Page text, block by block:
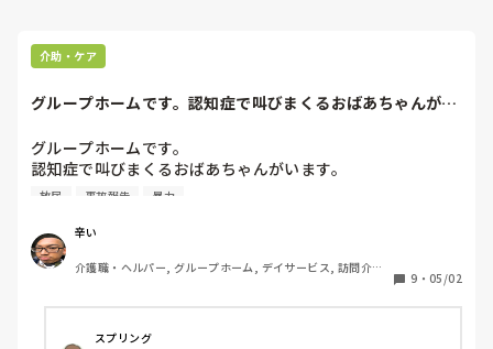
介助・ケア
グループホームです。認知症で叫びまくるおばあちゃんがい
グループホームです。
認知症で叫びまくるおばあちゃんがいます。
怪我をしているのに立とうとするので目が離せません。
レクリエーションもなにも出来ません。
どんな人でも受け入れてきましたが、ここまで絶叫された
り、暴れたりする人は初めてです。
放尿 事故報告 暴力
辛い
介護職・ヘルパー, グループホーム, デイサービス, 訪問介護,
9 ・ 05/02
スプリング